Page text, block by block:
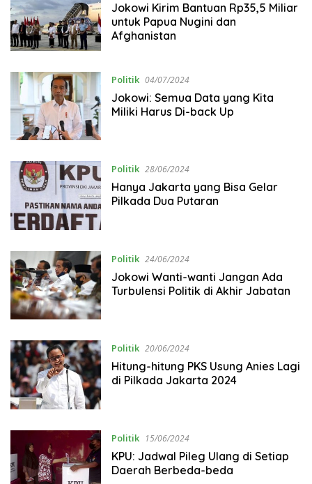
Jokowi Kirim Bantuan Rp35,5 Miliar
untuk Papua Nugini dan
Afghanistan
Politik 04/07/2024
Jokowi: Semua Data yang Kita
Miliki Harus Di-back Up
Politik 28/06/2024
Hanya Jakarta yang Bisa Gelar
Pilkada Dua Putaran
Politik 24/06/2024
Jokowi Wanti-wanti Jangan Ada
Turbulensi Politik di Akhir Jabatan
Politik 20/06/2024
Hitung-hitung PKS Usung Anies Lagi
di Pilkada Jakarta 2024
Politik 15/06/2024
KPU: Jadwal Pileg Ulang di Setiap
Daerah Berbeda-beda